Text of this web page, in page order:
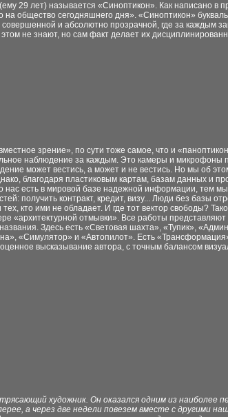
29 лет) называется «Синоптикон». Как написано в
общество сегодняшнего дня». «Синоптикон»
и абсолютно прозрачной, где за каждым
не знают, но сам факт делает их
зрение», по сути тоже самое, что и
наблюдение за каждым. Это камеры и микрофоны
может вестись, а может и не вестись. Но мы об
благодаря пластиковым картам, базам данных и
нас есть в мировой базе надежной информации, тем
получить контракт, кредит, визу... Люди без базы
кто ими не обладает. И где тот вектор свободы?
«архитектурной отмывки». Все работы
Здесь есть «Световая шахта», «Тупик»,
«Симулятор» и «Автопилот». Есть
высказывание автора, с точным балансом
художник. Он оказался одним из наиболее
а через две недели повезем вместе с другими